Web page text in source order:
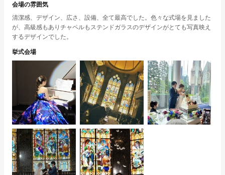
会場の雰囲気
清潔感、デザイン、広さ、設備、全て最高でした。色々な式場を見ました
が、高級感もありチャペルもステンドガラスのデザインがとても写真映え
するデザインでした。
挙式会場